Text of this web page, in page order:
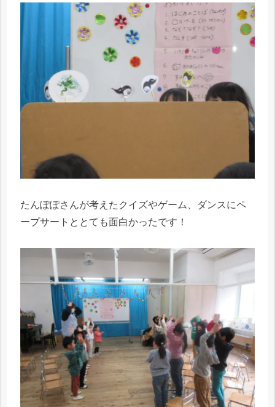
たんぽぽさんが考えたクイズやゲーム、ダンスにペ
ープサートととても面白かったです！